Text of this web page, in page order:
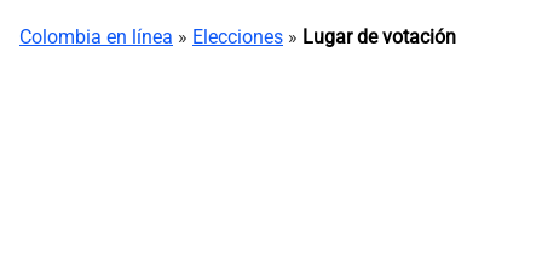
Colombia en línea » Elecciones » Lugar de votación